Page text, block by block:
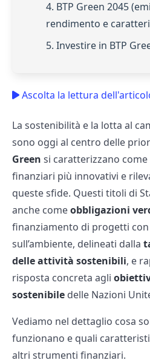
4. BTP Green 2045
rendimento e
5. Investire in BTP
Ascolta la lettura
La sostenibilità e la lotta al
sono oggi al centro delle
Green si caratterizzano
finanziari più innovativi e
queste sfide. Questi titoli di
anche comeobbligazioni
finanziamento di progetti
sull’ambiente, delineati dalla
delle attività sostenibili, e
risposta concreta agli
sostenibile delle Nazioni
Vediamo nel dettaglio cosa
funzionano e quali
altri strumenti finanziari.